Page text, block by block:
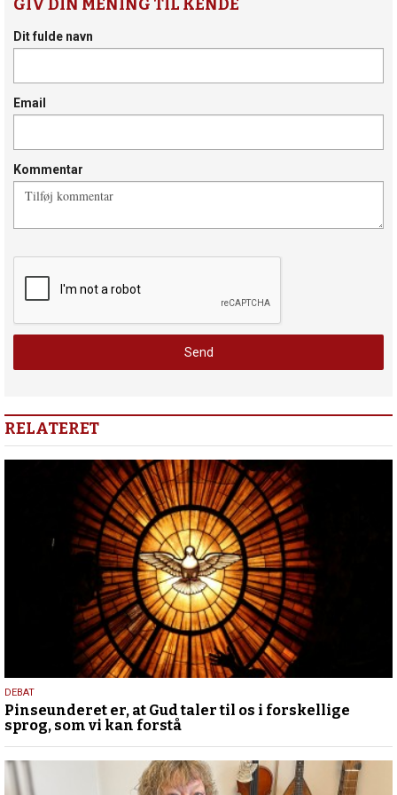
GIV DIN MENING TIL KENDE
Dit fulde navn
Email
Kommentar
RELATERET
5.
august
2026
DEBAT
Pinseunderet er, at Gud taler til os i forskellige
sprog, som vi kan forstå